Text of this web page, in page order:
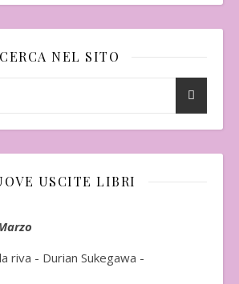
CERCA NEL SITO
USCITE LIBRI